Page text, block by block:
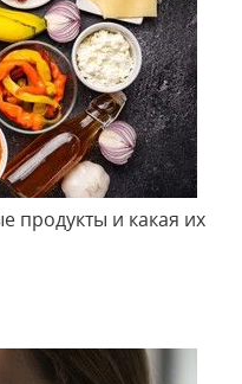
продукты и какая их